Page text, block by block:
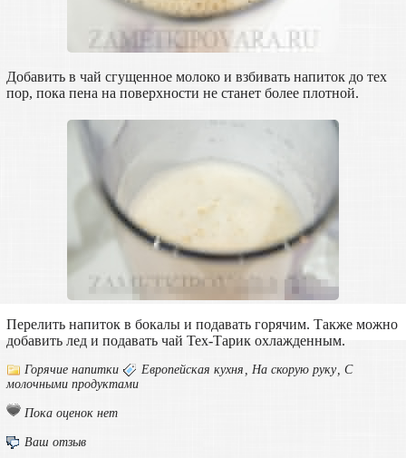
Добавить в чай сгущенное молоко и взбивать напиток до тех
пор, пока пена на поверхности не станет более плотной.
Перелить напиток в бокалы и подавать горячим. Также можно
добавить лед и подавать чай Тех-Тарик охлажденным.
Горячие напитки Европейская кухня На скорую руку, С
молочными продуктами
Пока оценок нет
Ваш отзыв